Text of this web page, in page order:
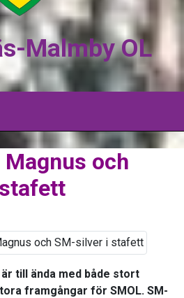
Malmby OL
och
till ända med både stort
framgångar för SMOL. SM-